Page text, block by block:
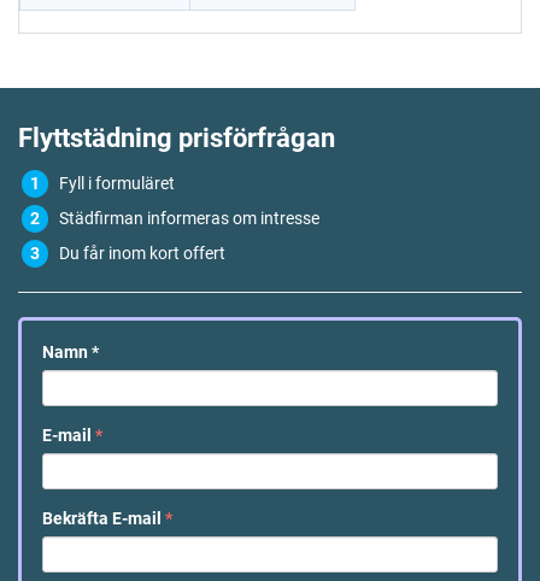
Flyttstädning prisförfrågan
Fyll i formuläret
Städfirman informeras om intresse
Du får inom kort offert
Namn *
E-mail *
Bekräfta E-mail *